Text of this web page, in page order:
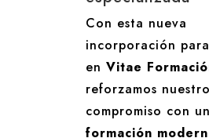
Con esta nueva
incorporación
enVitae
reforzamos nuestro
compromiso con
formación